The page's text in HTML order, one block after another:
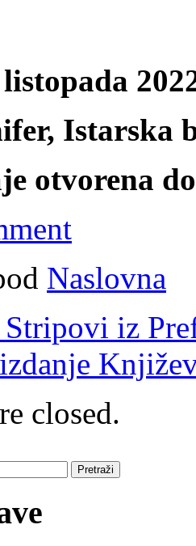
Istarska
otvorena
Naslovna
iz
closed.